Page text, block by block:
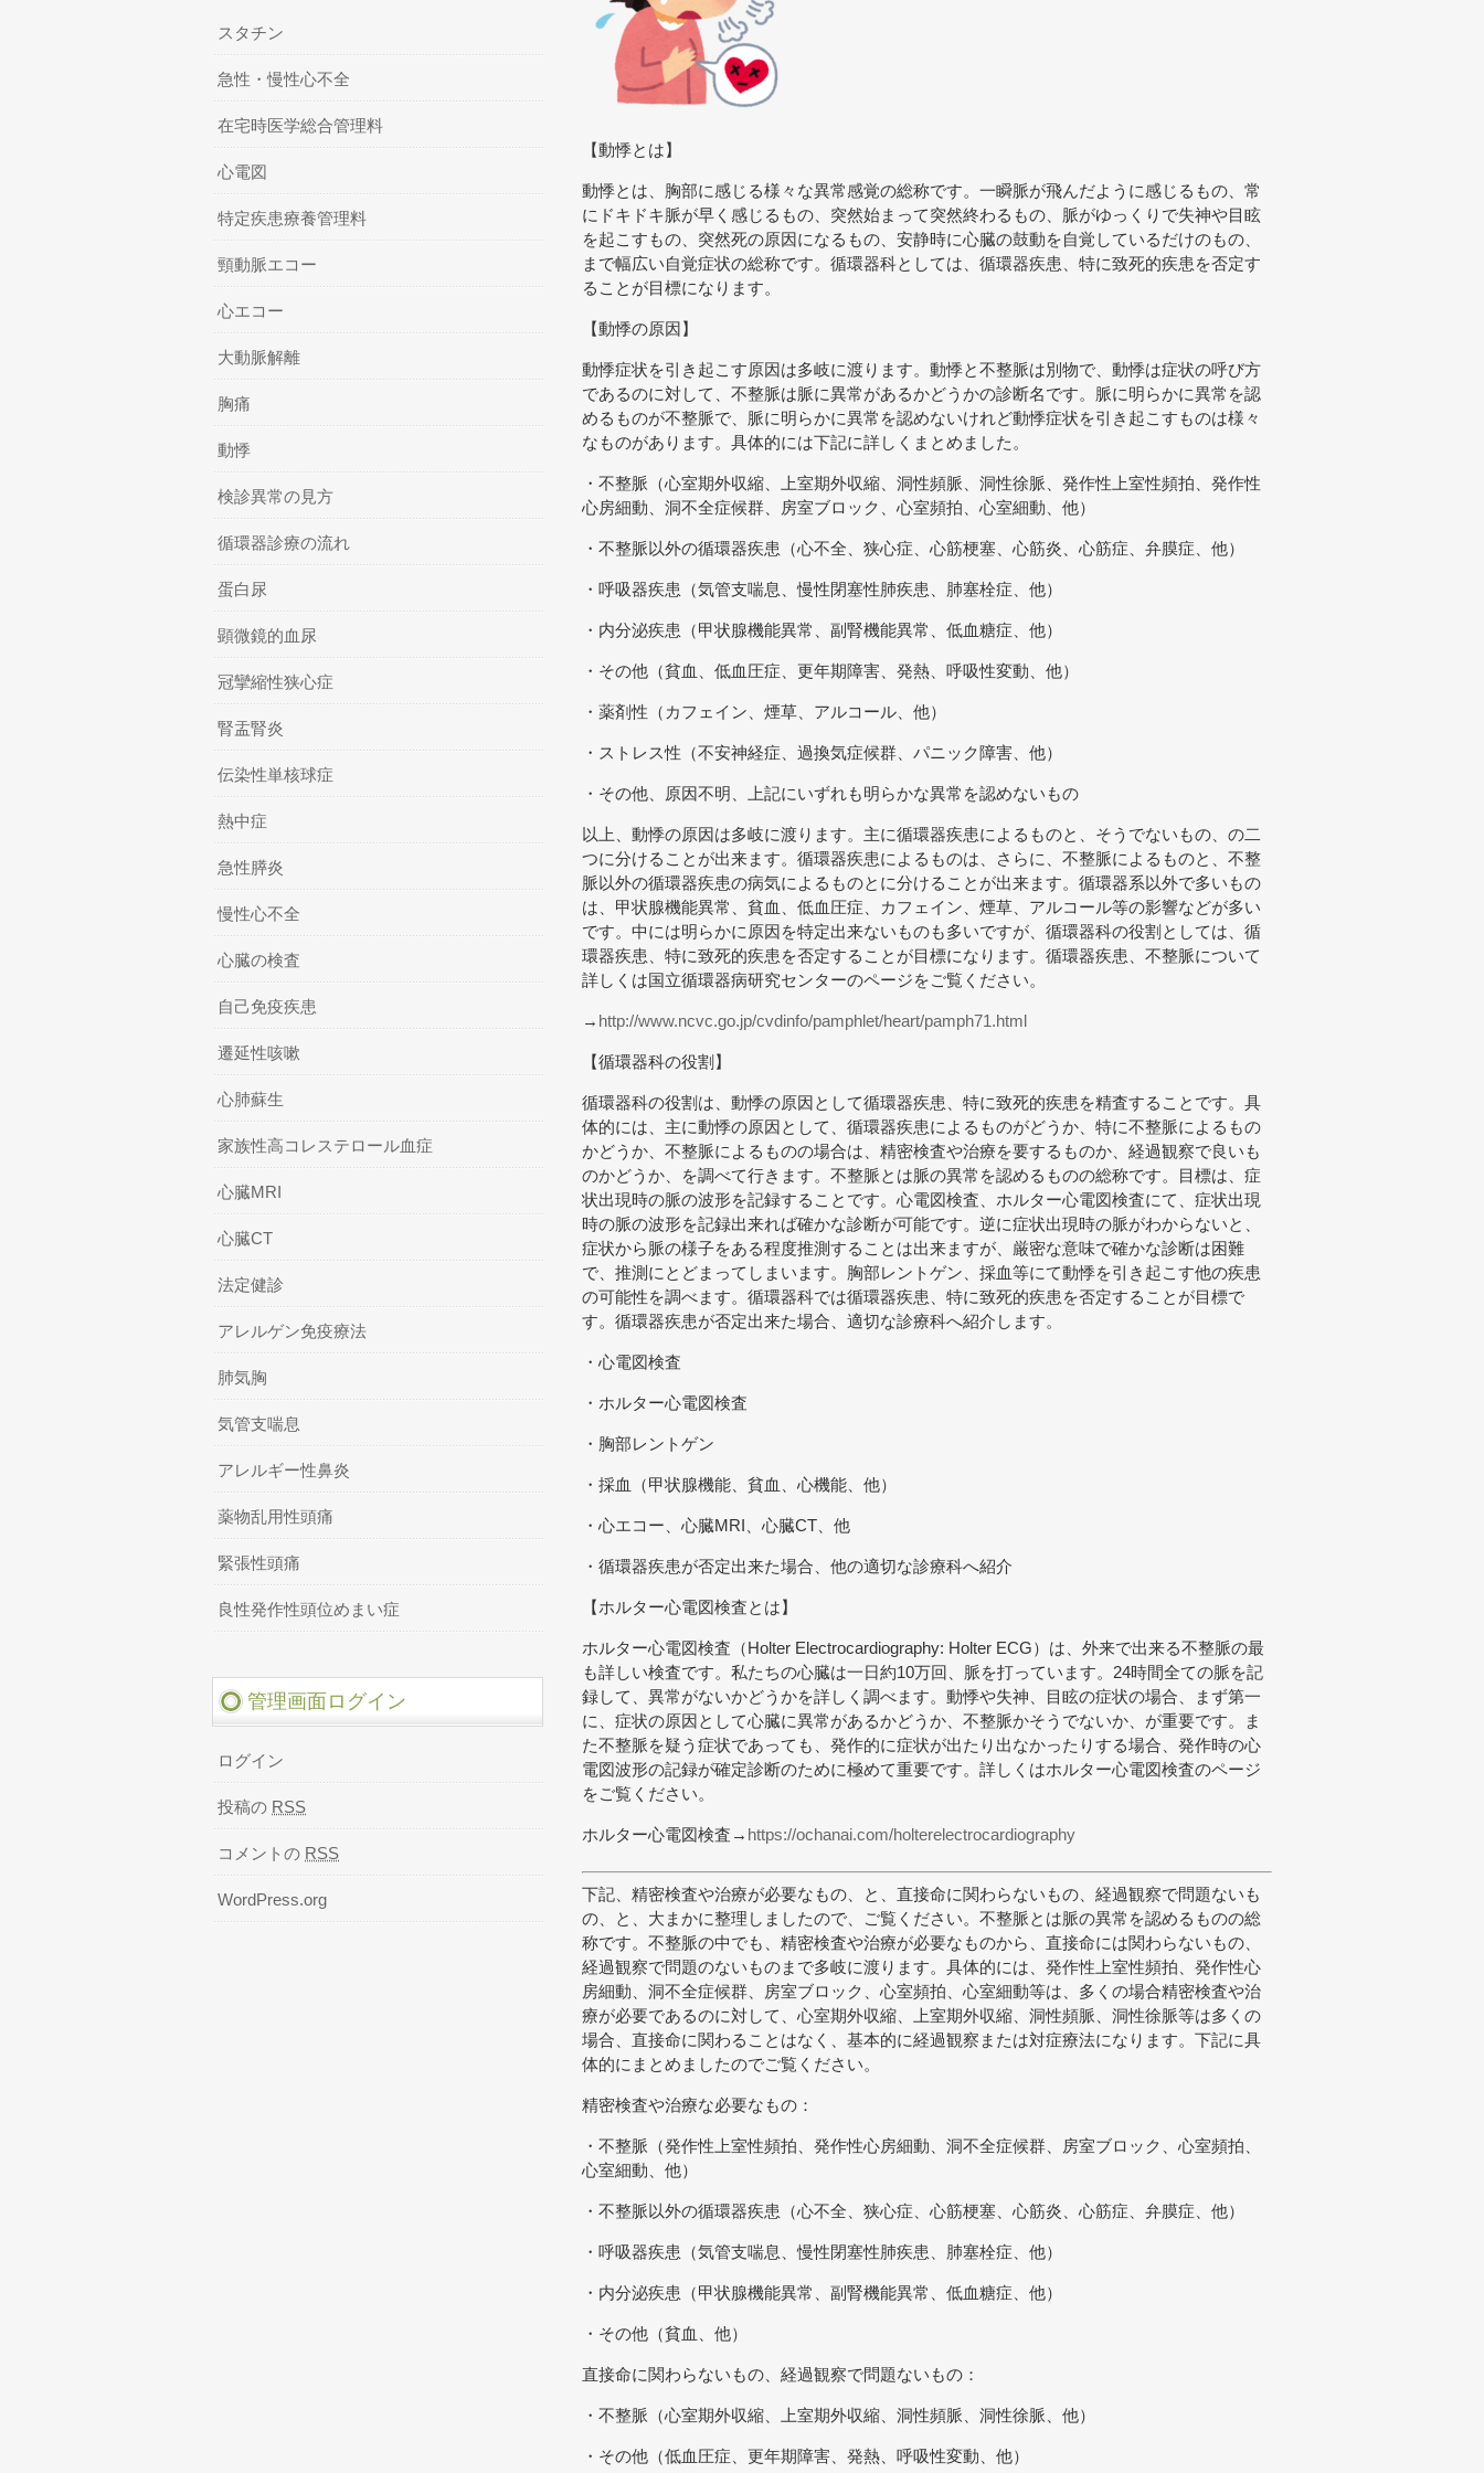
【動悸とは】
動悸とは、胸部に感じる様々な異常感覚の総称です。一瞬脈が飛んだように感じるもの、常
にドキドキ脈が早く感じるもの、突然始まって突然終わるもの、脈がゆっくりで失神や目眩
を起こすもの、突然死の原因になるもの、安静時に心臓の鼓動を自覚しているだけのもの、
まで幅広い自覚症状の総称です。循環器科としては、循環器疾患、特に致死的疾患を否定す
ることが目標になります。
【動悸の原因】
動悸症状を引き起こす原因は多岐に渡ります。動悸と不整脈は別物で、動悸は症状の呼び方
であるのに対して、不整脈は脈に異常があるかどうかの診断名です。脈に明らかに異常を認
めるものが不整脈で、脈に明らかに異常を認めないけれど動悸症状を引き起こすものは様々
なものがあります。具体的には下記に詳しくまとめました。
・不整脈（心室期外収縮、上室期外収縮、洞性頻脈、洞性徐脈、発作性上室性頻拍、発作性
心房細動、洞不全症候群、房室ブロック、心室頻拍、心室細動、他）
・不整脈以外の循環器疾患（心不全、狭心症、心筋梗塞、心筋炎、心筋症、弁膜症、他）
・呼吸器疾患（気管支喘息、慢性閉塞性肺疾患、肺塞栓症、他）
・内分泌疾患（甲状腺機能異常、副腎機能異常、低血糖症、他）
・その他（貧血、低血圧症、更年期障害、発熱、呼吸性変動、他）
・薬剤性（カフェイン、煙草、アルコール、他）
・ストレス性（不安神経症、過換気症候群、パニック障害、他）
・その他、原因不明、上記にいずれも明らかな異常を認めないもの
以上、動悸の原因は多岐に渡ります。主に循環器疾患によるものと、そうでないもの、の二
つに分けることが出来ます。循環器疾患によるものは、さらに、不整脈によるものと、不整
脈以外の循環器疾患の病気によるものとに分けることが出来ます。循環器系以外で多いもの
は、甲状腺機能異常、貧血、低血圧症、カフェイン、煙草、アルコール等の影響などが多い
です。中には明らかに原因を特定出来ないものも多いですが、循環器科の役割としては、循
環器疾患、特に致死的疾患を否定することが目標になります。循環器疾患、不整脈について
詳しくは国立循環器病研究センターのページをご覧ください。
→ http://www.ncvc.go.jp/cvdinfo/pamphlet/heart/pamph71.html
【循環器科の役割】
循環器科の役割は、動悸の原因として循環器疾患、特に致死的疾患を精査することです。具
体的には、主に動悸の原因として、循環器疾患によるものがどうか、特に不整脈によるもの
かどうか、不整脈によるものの場合は、精密検査や治療を要するものか、経過観察で良いも
のかどうか、を調べて行きます。不整脈とは脈の異常を認めるものの総称です。目標は、症
状出現時の脈の波形を記録することです。心電図検査、ホルター心電図検査にて、症状出現
時の脈の波形を記録出来れば確かな診断が可能です。逆に症状出現時の脈がわからないと、
症状から脈の様子をある程度推測することは出来ますが、厳密な意味で確かな診断は困難
で、推測にとどまってしまいます。胸部レントゲン、採血等にて動悸を引き起こす他の疾患
の可能性を調べます。循環器科では循環器疾患、特に致死的疾患を否定することが目標で
す。循環器疾患が否定出来た場合、適切な診療科へ紹介します。
・心電図検査
・ホルター心電図検査
・胸部レントゲン
・採血（甲状腺機能、貧血、心機能、他）
・心エコー、心臓MRI、心臓CT、他
・循環器疾患が否定出来た場合、他の適切な診療科へ紹介
【ホルター心電図検査とは】
ホルター心電図検査（Holter Electrocardiography: Holter ECG）は、外来で出来る不整脈の最
も詳しい検査です。私たちの心臓は一日約10万回、脈を打っています。24時間全ての脈を記
録して、異常がないかどうかを詳しく調べます。動悸や失神、目眩の症状の場合、まず第一
に、症状の原因として心臓に異常があるかどうか、不整脈かそうでないか、が重要です。ま
た不整脈を疑う症状であっても、発作的に症状が出たり出なかったりする場合、発作時の心
電図波形の記録が確定診断のために極めて重要です。詳しくはホルター心電図検査のページ
をご覧ください。
ホルター心電図検査→ https://ochanai.com/holterelectrocardiography
下記、精密検査や治療が必要なもの、と、直接命に関わらないもの、経過観察で問題ないも
の、と、大まかに整理しましたので、ご覧ください。不整脈とは脈の異常を認めるものの総
称です。不整脈の中でも、精密検査や治療が必要なものから、直接命には関わらないもの、
経過観察で問題のないものまで多岐に渡ります。具体的には、発作性上室性頻拍、発作性心
房細動、洞不全症候群、房室ブロック、心室頻拍、心室細動等は、多くの場合精密検査や治
療が必要であるのに対して、心室期外収縮、上室期外収縮、洞性頻脈、洞性徐脈等は多くの
場合、直接命に関わることはなく、基本的に経過観察または対症療法になります。下記に具
体的にまとめましたのでご覧ください。
精密検査や治療な必要なもの：
・不整脈（発作性上室性頻拍、発作性心房細動、洞不全症候群、房室ブロック、心室頻拍、
心室細動、他）
・不整脈以外の循環器疾患（心不全、狭心症、心筋梗塞、心筋炎、心筋症、弁膜症、他）
・呼吸器疾患（気管支喘息、慢性閉塞性肺疾患、肺塞栓症、他）
・内分泌疾患（甲状腺機能異常、副腎機能異常、低血糖症、他）
・その他（貧血、他）
直接命に関わらないもの、経過観察で問題ないもの：
・不整脈（心室期外収縮、上室期外収縮、洞性頻脈、洞性徐脈、他）
・その他（低血圧症、更年期障害、発熱、呼吸性変動、他）
スタチン
急性・慢性心不全
在宅時医学総合管理料
心電図
特定疾患療養管理料
頸動脈エコー
心エコー
大動脈解離
胸痛
動悸
検診異常の見方
循環器診療の流れ
蛋白尿
顕微鏡的血尿
冠攣縮性狭心症
腎盂腎炎
伝染性単核球症
熱中症
急性膵炎
慢性心不全
心臓の検査
自己免疫疾患
遷延性咳嗽
心肺蘇生
家族性高コレステロール血症
心臓MRI
心臓CT
法定健診
アレルゲン免疫療法
肺気胸
気管支喘息
アレルギー性鼻炎
薬物乱用性頭痛
緊張性頭痛
良性発作性頭位めまい症
管理画面ログイン
ログイン
投稿の RSS
コメントの RSS
WordPress.org